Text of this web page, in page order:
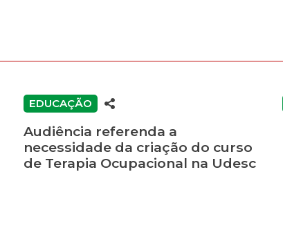
EDUCAÇÃO
Audiência referenda a
necessidade da criação do curso
de Terapia Ocupacional na Udesc